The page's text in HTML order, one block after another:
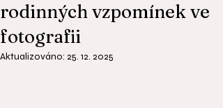
rodinných vzpomínek ve
fotografii
Aktualizováno: 25. 12. 2025